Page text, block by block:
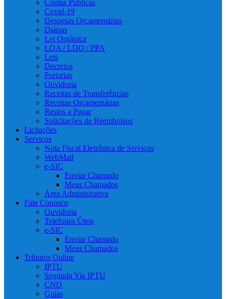
Contas Públicas
Covid-19
Despesas Orçamentárias
Diárias
Lei Orgânica
LOA / LDO / PPA
Leis
Decretos
Portarias
Ouvidoria
Receitas de Transferências
Receitas Orçamentárias
Restos a Pagar
Solicitações de Reembolsos
Licitações
Serviços
Nota Fiscal Eletrônica de Serviços
WebMail
e-SIC
Enviar Chamado
Meus Chamados
Área Administrativa
Fale Conosco
Ouvidoria
Telefones Úteis
e-SIC
Enviar Chamado
Meus Chamados
Tributos Online
IPTU
Segunda Via IPTU
CND
Guias